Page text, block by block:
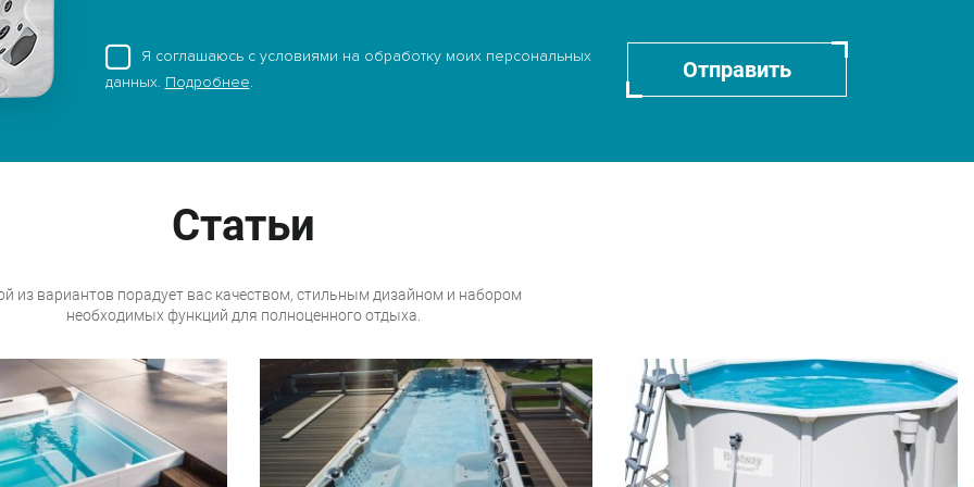
Я соглашаюсь с условиями на обработку моих персональных
данных. Подробнее. Отправить
Статьи
из вариантов порадует вас качеством, стильным дизайном и набором
необходимых функций для полноценного отдыха.